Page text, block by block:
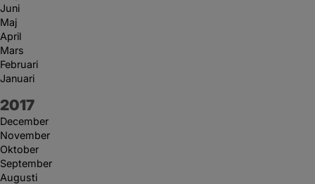
Juni
Maj
April
Mars
Februari
Januari
År:
2017
December
November
Oktober
September
Augusti